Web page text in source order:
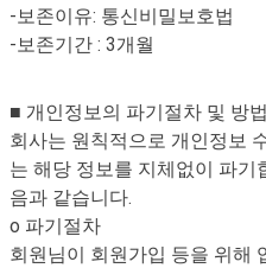
-보존이유: 통신비밀보호법
-보존기간 : 3개월
■ 개인정보의 파기절차 및 방법
회사는 원칙적으로 개인정보
는 해당 정보를 지체없이 파기
음과 같습니다.
o 파기절차
회원님이 회원가입 등을 위해